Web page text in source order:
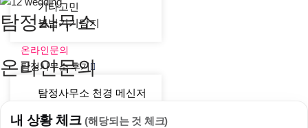
기타고민
불법기기탐지
온라인문의
탐정사무소 후기
탐정사무소 천경 메신저
탐정사무소
온라인문의
내 상황 체크(해당되는 것 체크)